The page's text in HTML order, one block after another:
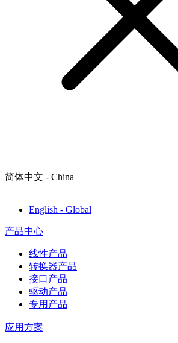
简体中文 - China
English - Global
产品中心
线性产品
转换器产品
接口产品
驱动产品
专用产品
应用方案